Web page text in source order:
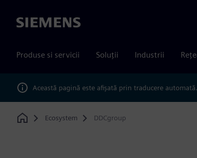
Siemens
Produse si servicii Soluții Industrii
Această pagină este afișată prin traducere automată.
Home
Ecosystem DDCgroup